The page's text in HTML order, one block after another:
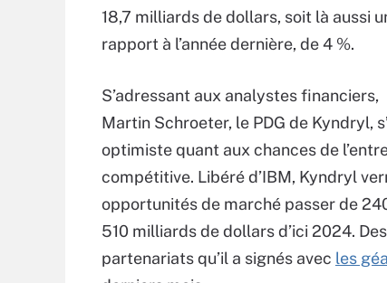
18,7 milliards de dollars, soit là aussi
rapport à l’année dernière, de 4 %.
S’adressant aux analystes financiers,
Martin Schroeter, le PDG de Kyndryl,
optimiste quant aux chances de
compétitive. Libéré d’IBM, Kyndryl
opportunités de marché passer de
510 milliards de dollars d’ici 2024.
partenariats qu’il a signés avec les